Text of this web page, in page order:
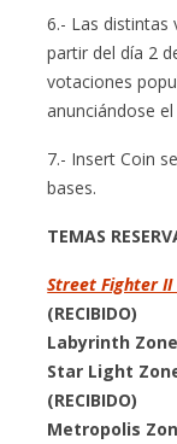
6.- Las distintas
partir del día 2
votaciones
anunciándose
7.- Insert Coin
bases.
TEMAS
Street Fighter II
(RECIBIDO)
Labyrinth Zone
Star Light
(RECIBIDO)
Metropolis